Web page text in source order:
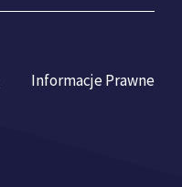
Informacje Prawne